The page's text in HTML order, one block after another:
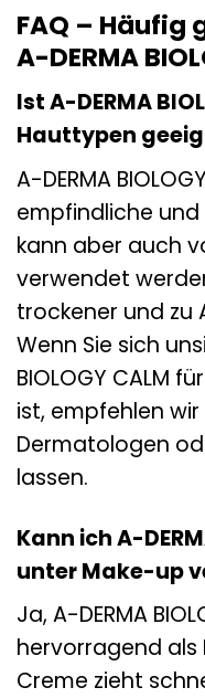
FAQ – Häufig
A-DERMA
Ist A-DERMA
Hauttypen
A-DERMA
empfindliche
kann aber auch
verwendet
trockener und zu
Wenn Sie sich
BIOLOGY CALM
ist, empfehlen
Dermatologen
lassen.
Kann ich A-
unter Make-up
Ja, A-DERMA
hervorragend als
Creme zieht